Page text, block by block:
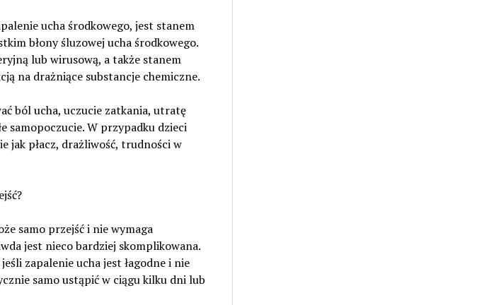
ucha środkowego, jest stanem
błony śluzowej ucha środkowego.
lub wirusową, a także stanem
na drażniące substancje chemiczne.
ból ucha, uczucie zatkania, utratę
samopoczucie. W przypadku dzieci
jak płacz, drażliwość, trudności w
samo przejść i nie wymaga
jest nieco bardziej skomplikowana.
zapalenie ucha jest łagodne i nie
samo ustąpić w ciągu kilku dni lub